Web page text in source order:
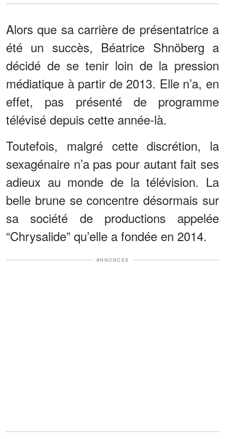
Alors que sa carrière de présentatrice a
été un succès, Béatrice Shnöberg a
décidé de se tenir loin de la pression
médiatique à partir de 2013. Elle n’a, en
effet, pas présenté de programme
télévisé depuis cette année-là.
Toutefois, malgré cette discrétion, la
sexagénaire n’a pas pour autant fait ses
adieux au monde de la télévision. La
belle brune se concentre désormais sur
sa société de productions appelée
“Chrysalide” qu’elle a fondée en 2014.
ANNONCES